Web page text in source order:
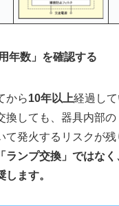
年数」を確認する
から10年以上経過し
換しても、器具内部の
て発火するリスクが残
ランプ交換」ではな
ます。